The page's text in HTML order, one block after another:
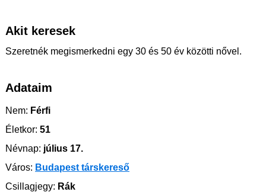
Akit keresek
Szeretnék megismerkedni egy 30 és 50 év közötti nővel.
Adataim
Nem: Férfi
Életkor: 51
Névnap: július 17.
Város: Budapest társkereső
Csillagjegy: Rák